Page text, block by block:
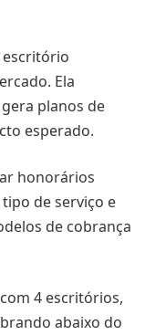
escritório
Ela
planos de
esperado.
honorários
de serviço e
de cobrança
4 escritórios,
abaixo do